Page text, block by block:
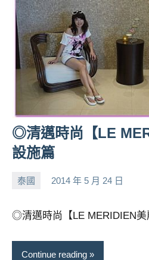
◎清邁時尚【LE
設施篇
泰國 2014 年 5 月 24 日
小
No
◎清邁時尚【LE MERIDIEN
Continue reading